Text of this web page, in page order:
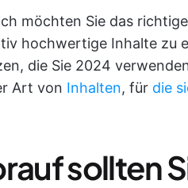
möchten Sie das
hochwertige Inhalte zu
die Sie 2024
Art von Inhalten, für die
sollten